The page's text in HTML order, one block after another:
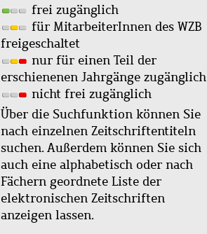
frei zugänglich
für MitarbeiterInnen des WZB
freigeschaltet
nur für einen Teil der
erschienenen Jahrgänge zugänglich
nicht frei zugänglich
Über die Suchfunktion können Sie
nach einzelnen Zeitschriftentiteln
suchen. Außerdem können Sie sich
auch eine alphabetisch oder nach
Fächern geordnete Liste der
elektronischen Zeitschriften
anzeigen lassen.